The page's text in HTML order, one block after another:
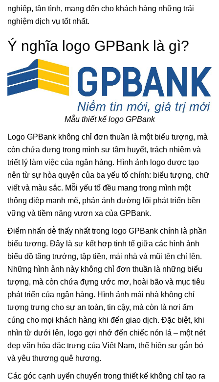
nghiệp, tận tình, mang đến cho khách hàng những trải
nghiệm dịch vụ tốt nhất.
Ý nghĩa logo GPBank là gì?
Mẫu thiết kế logo GPBank
Logo GPBank không chỉ đơn thuần là một biểu tượng, mà
còn chứa đựng trong mình sự tâm huyết, trách nhiệm và
triết lý làm việc của ngân hàng. Hình ảnh logo được tạo
nên từ sự hòa quyện của ba yếu tố chính: biểu tượng, chữ
viết và màu sắc. Mỗi yếu tố đều mang trong mình một
thông điệp mạnh mẽ, phản ánh đường lối phát triển bền
vững và tiềm năng vươn xa của GPBank.
Điểm nhấn dễ thấy nhất trong logo GPBank chính là phần
biểu tượng. Đây là sự kết hợp tinh tế giữa các hình ảnh
biểu đồ tăng trưởng, tập tiền, mái nhà và mũi tên chỉ lên.
Những hình ảnh này không chỉ đơn thuần là những biểu
tượng, mà còn chứa đựng ước mơ, hoài bão và mục tiêu
phát triển của ngân hàng. Hình ảnh mái nhà không chỉ
tượng trưng cho sự an toàn, tin cậy, mà còn là nơi ấm
cúng cho mọi khách hàng khi đến giao dịch. Đặc biệt, khi
nhìn từ dưới lên, logo gợi nhớ đến chiếc nón lá – một nét
đẹp văn hóa đặc trưng của Việt Nam, thể hiện sự gắn bó
và yêu thương quê hương.
Các góc cạnh uyển chuyển trong thiết kế không chỉ tạo ra